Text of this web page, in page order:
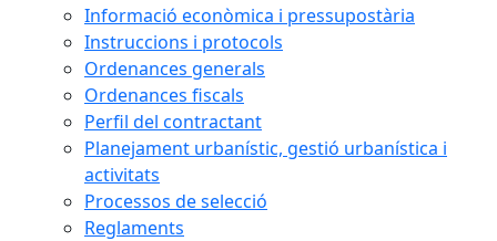
Informació econòmica i pressupostària
Instruccions i protocols
Ordenances generals
Ordenances fiscals
Perfil del contractant
Planejament urbanístic, gestió urbanística i
activitats
Processos de selecció
Reglaments